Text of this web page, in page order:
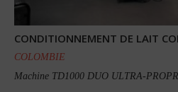
CONDITIONNEMENT DE LAIT
COLOMBIE
Machine TD1000 DUO ULTRA-